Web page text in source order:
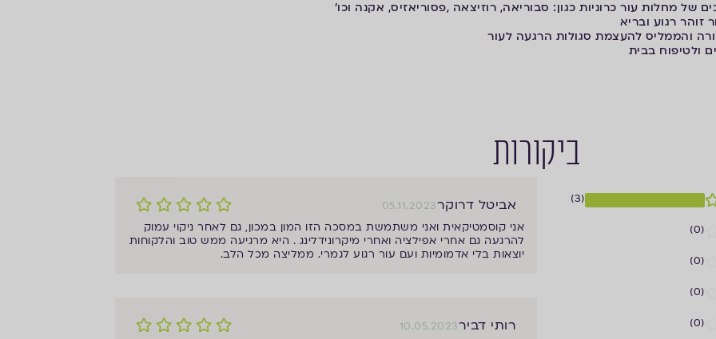
של מחלות עור כרוניות כגון: סבוריאה, רוזיצאה ,פסוריאזיס, אקנה וכו'
רגוע ובריא
והממליס להעצמת סגולות הרגעה לעור
ולטיפוח בבית
ביקורות
(3)
(0)
(0)
(0)
(0)
אביטל דרוקר05.11.2023
אני קוסמטיקאית ואני משתמשת במסכה הזו המון במכון, גם לאחר ניקוי עמוק
להרגעה גם אחרי אפילציה ואחרי מיקרונידלינג . היא מרגיעה ממש טוב והלקוחות
יוצאות בלי אדמומיות ועם עור רגוע לגמרי. ממליצה מכל הלב.
רותי דביר10.05.2023